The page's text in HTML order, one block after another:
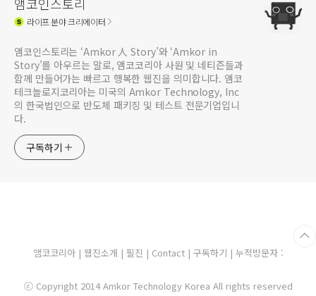
앰코인스토리
라이프분야 크리에이터
앰코인스토리는 ‘Amkor 人 Story’와 ‘Amkor in
Story’를 아우르는 말로, 앰코코리아 사원 및 네티즌들과
함께 만들어가는 빠르고 행복한 웹진을 의미합니다. 앰코
테크놀로지코리아는 미국의 Amkor Technology, Inc
의 한국법인으로 반도체 패키징 및 테스트 전문기업입니
다.
구독하기
앰코코리아| 웹진소개 | 필진 | Contact | 구독하기 | 누적방문자 :
ⓒ Copyright 2014 Amkor Technology Korea All rights reserved